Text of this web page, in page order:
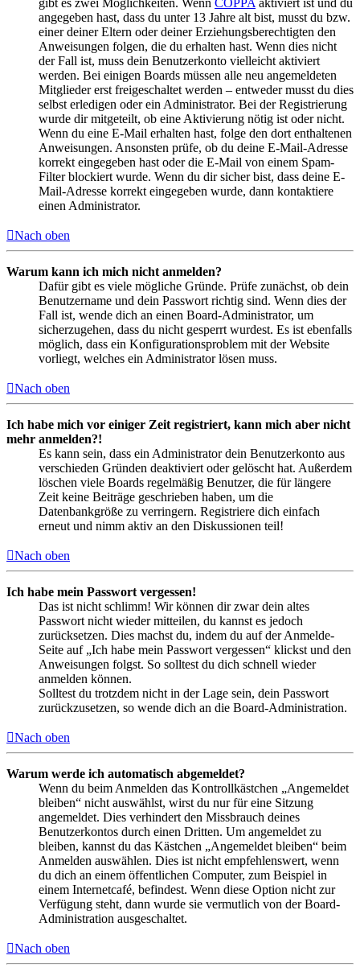
angegeben hast, dass du unter 13 Jahre alt bist, musst du bzw.
einer deiner Eltern oder deiner Erziehungsberechtigten den
Anweisungen folgen, die du erhalten hast. Wenn dies nicht
der Fall ist, muss dein Benutzerkonto vielleicht aktiviert
werden. Bei einigen Boards müssen alle neu angemeldeten
Mitglieder erst freigeschaltet werden – entweder musst du dies
selbst erledigen oder ein Administrator. Bei der Registrierung
wurde dir mitgeteilt, ob eine Aktivierung nötig ist oder nicht.
Wenn du eine E-Mail erhalten hast, folge den dort enthaltenen
Anweisungen. Ansonsten prüfe, ob du deine E-Mail-Adresse
korrekt eingegeben hast oder die E-Mail von einem Spam-
Filter blockiert wurde. Wenn du dir sicher bist, dass deine E-
Mail-Adresse korrekt eingegeben wurde, dann kontaktiere
einen Administrator.
Nach oben
Warum kann ich mich nicht anmelden?
Dafür gibt es viele mögliche Gründe. Prüfe zunächst, ob dein
Benutzername und dein Passwort richtig sind. Wenn dies der
Fall ist, wende dich an einen Board-Administrator, um
sicherzugehen, dass du nicht gesperrt wurdest. Es ist ebenfalls
möglich, dass ein Konfigurationsproblem mit der Website
vorliegt, welches ein Administrator lösen muss.
Nach oben
Ich habe mich vor einiger Zeit registriert, kann mich aber nicht
mehr anmelden?!
Es kann sein, dass ein Administrator dein Benutzerkonto aus
verschieden Gründen deaktiviert oder gelöscht hat. Außerdem
löschen viele Boards regelmäßig Benutzer, die für längere
Zeit keine Beiträge geschrieben haben, um die
Datenbankgröße zu verringern. Registriere dich einfach
erneut und nimm aktiv an den Diskussionen teil!
Nach oben
Ich habe mein Passwort vergessen!
Das ist nicht schlimm! Wir können dir zwar dein altes
Passwort nicht wieder mitteilen, du kannst es jedoch
zurücksetzen. Dies machst du, indem du auf der Anmelde-
Seite auf „Ich habe mein Passwort vergessen“ klickst und den
Anweisungen folgst. So solltest du dich schnell wieder
anmelden können.
Solltest du trotzdem nicht in der Lage sein, dein Passwort
zurückzusetzen, so wende dich an die Board-Administration.
Nach oben
Warum werde ich automatisch abgemeldet?
Wenn du beim Anmelden das Kontrollkästchen „Angemeldet
bleiben“ nicht auswählst, wirst du nur für eine Sitzung
angemeldet. Dies verhindert den Missbrauch deines
Benutzerkontos durch einen Dritten. Um angemeldet zu
bleiben, kannst du das Kästchen „Angemeldet bleiben“ beim
Anmelden auswählen. Dies ist nicht empfehlenswert, wenn
du dich an einem öffentlichen Computer, zum Beispiel in
einem Internetcafé, befindest. Wenn diese Option nicht zur
Verfügung steht, dann wurde sie vermutlich von der Board-
Administration ausgeschaltet.
Nach oben